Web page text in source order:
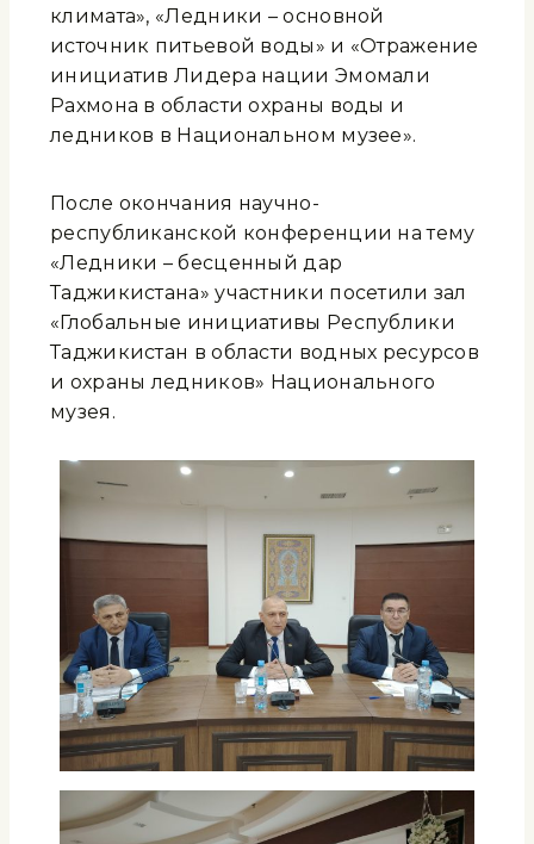
климата», «Ледники – основной
источник питьевой воды» и «Отражение
инициатив Лидера нации Эмомали
Рахмона в области охраны воды и
ледников в Национальном музее».
После окончания научно-
республиканской конференции на тему
«Ледники – бесценный дар
Таджикистана» участники посетили зал
«Глобальные инициативы Республики
Таджикистан в области водных ресурсов
и охраны ледников» Национального
музея.